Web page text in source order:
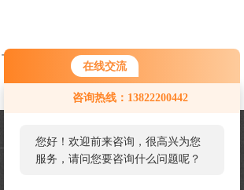
在线交流
咨询热线：13822200442
您好！欢迎前来咨询，很高兴为您
服务，请问您要咨询什么问题呢？
下一个： 地表水水质检测机构